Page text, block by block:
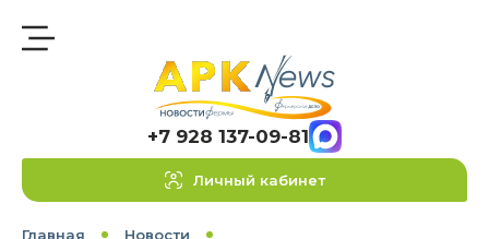
+7 928 137-09-81
Личный кабинет
Главная
Новости